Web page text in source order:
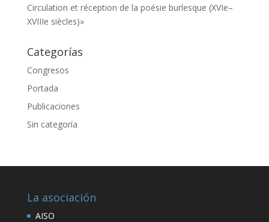
Circulation et réception de la poésie burlesque (XVIe–
XVIIIe siècles)»
Categorías
Congresos
Portada
Publicaciones
Sin categoría
La asociación
AISO